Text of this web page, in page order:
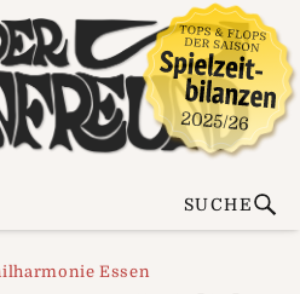
SUCHE
Essen